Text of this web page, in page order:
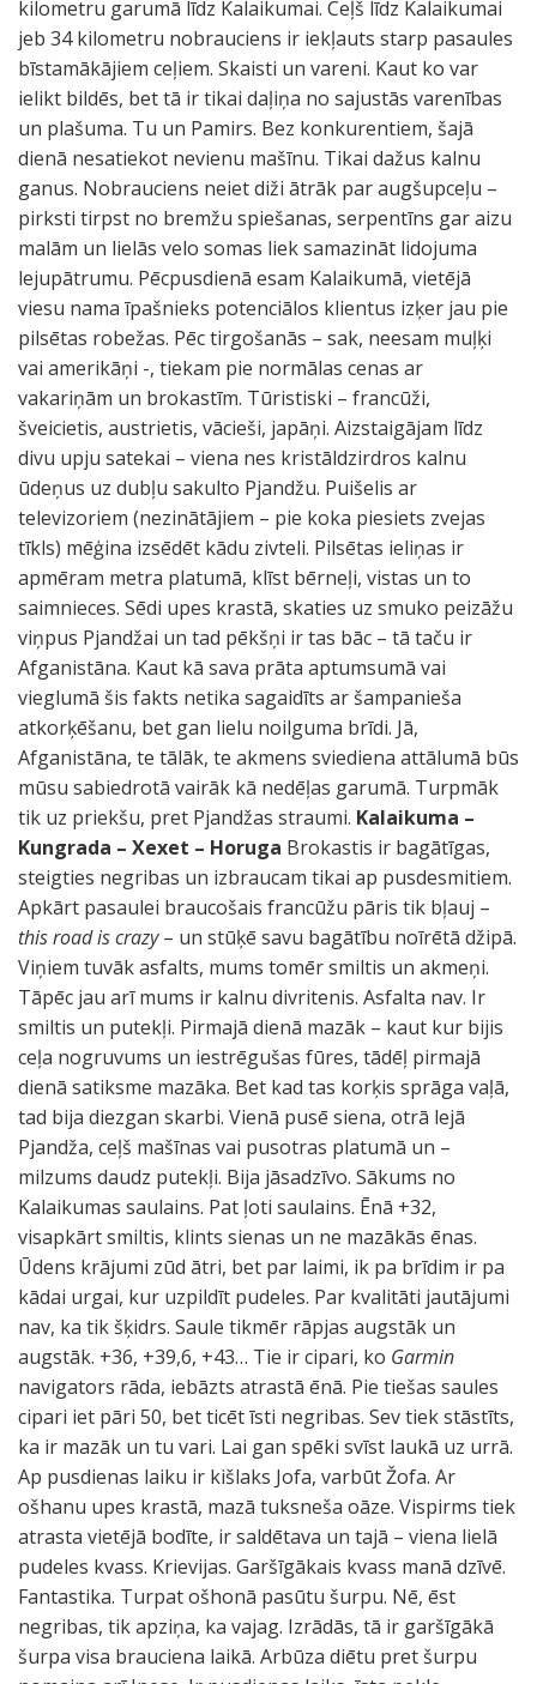
kilometru garumā līdz Kalaikumai. Ceļš līdz Kalaikumai
jeb 34 kilometru nobrauciens ir iekļauts starp pasaules
bīstamākājiem ceļiem. Skaisti un vareni. Kaut ko var
ielikt bildēs, bet tā ir tikai daļiņa no sajustās varenības
un plašuma. Tu un Pamirs. Bez konkurentiem, šajā
dienā nesatiekot nevienu mašīnu. Tikai dažus kalnu
ganus. Nobrauciens neiet diži ātrāk par augšupceļu –
pirksti tirpst no bremžu spiešanas, serpentīns gar aizu
malām un lielās velo somas liek samazināt lidojuma
lejupātrumu. Pēcpusdienā esam Kalaikumā, vietējā
viesu nama īpašnieks potenciālos klientus izķer jau pie
pilsētas robežas. Pēc tirgošanās – sak, neesam muļķi
vai amerikāņi -, tiekam pie normālas cenas ar
vakariņām un brokastīm. Tūristiski – francūži,
šveicietis, austrietis, vācieši, japāņi. Aizstaigājam līdz
divu upju satekai – viena nes kristāldzirdros kalnu
ūdeņus uz dubļu sakulto Pjandžu. Puišelis ar
televizoriem (nezinātājiem – pie koka piesiets zvejas
tīkls) mēģina izsēdēt kādu zivteli. Pilsētas ieliņas ir
apmēram metra platumā, klīst bērneļi, vistas un to
saimnieces. Sēdi upes krastā, skaties uz smuko peizāžu
viņpus Pjandžai un tad pēkšņi ir tas bāc – tā taču ir
Afganistāna. Kaut kā sava prāta aptumsumā vai
vieglumā šis fakts netika sagaidīts ar šampanieša
atkorķēšanu, bet gan lielu noilguma brīdi. Jā,
Afganistāna, te tālāk, te akmens sviediena attālumā būs
mūsu sabiedrotā vairāk kā nedēļas garumā. Turpmāk
tik uz priekšu, pret Pjandžas straumi. Kalaikuma –
Kungrada – Xexet – Horuga Brokastis ir bagātīgas,
steigties negribas un izbraucam tikai ap pusdesmitiem.
Apkārt pasaulei braucošais francūžu pāris tik bļauj –
this road is crazy– un stūķē savu bagātību noīrētā džipā.
Viņiem tuvāk asfalts, mums tomēr smiltis un akmeņi.
Tāpēc jau arī mums ir kalnu divritenis. Asfalta nav. Ir
smiltis un putekļi. Pirmajā dienā mazāk – kaut kur bijis
ceļa nogruvums un iestrēgušas fūres, tādēļ pirmajā
dienā satiksme mazāka. Bet kad tas korķis sprāga vaļā,
tad bija diezgan skarbi. Vienā pusē siena, otrā lejā
Pjandža, ceļš mašīnas vai pusotras platumā un –
milzums daudz putekļi. Bija jāsadzīvo. Sākums no
Kalaikumas saulains. Pat ļoti saulains. Ēnā +32,
visapkārt smiltis, klints sienas un ne mazākās ēnas.
Ūdens krājumi zūd ātri, bet par laimi, ik pa brīdim ir pa
kādai urgai, kur uzpildīt pudeles. Par kvalitāti jautājumi
nav, ka tik šķidrs. Saule tikmēr rāpjas augstāk un
augstāk. +36, +39,6, +43… Tie ir cipari, ko Garmin
navigators rāda, iebāzts atrastā ēnā. Pie tiešas saules
cipari iet pāri 50, bet ticēt īsti negribas. Sev tiek stāstīts,
ka ir mazāk un tu vari. Lai gan spēki svīst laukā uz urrā.
Ap pusdienas laiku ir kišlaks Jofa, varbūt Žofa. Ar
ošhanu upes krastā, mazā tuksneša oāze. Vispirms tiek
atrasta vietējā bodīte, ir saldētava un tajā – viena lielā
pudeles kvass. Krievijas. Garšīgākais kvass manā dzīvē.
Fantastika. Turpat ošhonā pasūtu šurpu. Nē, ēst
negribas, tik apziņa, ka vajag. Izrādās, tā ir garšīgākā
šurpa visa brauciena laikā. Arbūza diētu pret šurpu